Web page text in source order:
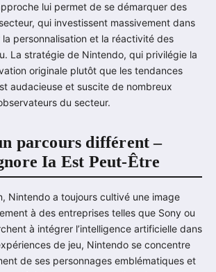
lui permet de se démarquer des
qui investissent massivement dans
la personnalisation et la réactivité des
La stratégie de Nintendo, qui privilégie la
originale plutôt que les tendances
audacieuse et suscite de nombreux
du secteur.
parcours différent –
Ia Est Peut-Être
Nintendo a toujours cultivé une image
à des entreprises telles que Sony ou
à intégrer l’intelligence artificielle dans
de jeu, Nintendo se concentre
de ses personnages emblématiques et